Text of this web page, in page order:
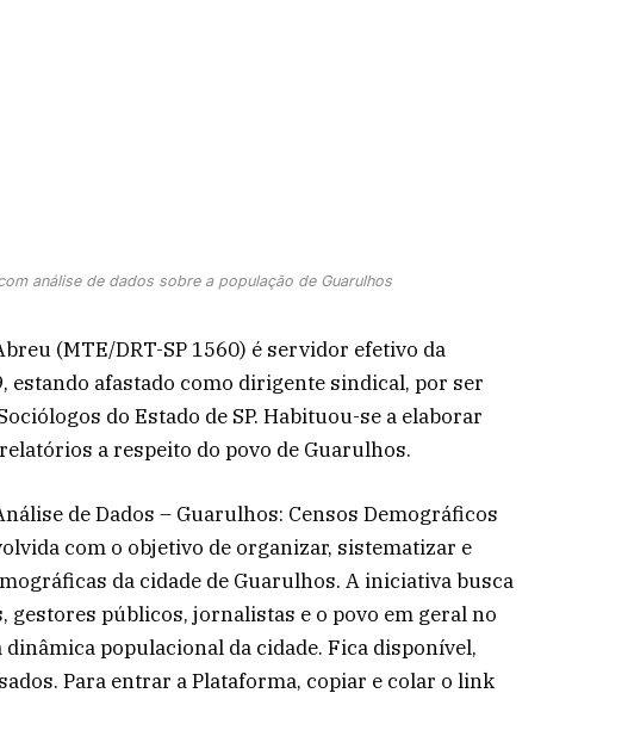
análise de dados sobre a população de Guarulhos
(MTE/DRT-SP 1560) é servidor efetivo da
estando afastado como dirigente sindical, por ser
do Estado de SP. Habituou-se a elaborar
a respeito do povo de Guarulhos.
de Dados – Guarulhos: Censos Demográficos
com o objetivo de organizar, sistematizar e
da cidade de Guarulhos. A iniciativa busca
gestores públicos, jornalistas e o povo em geral no
dinâmica populacional da cidade. Fica disponível,
Para entrar a Plataforma, copiar e colar o link